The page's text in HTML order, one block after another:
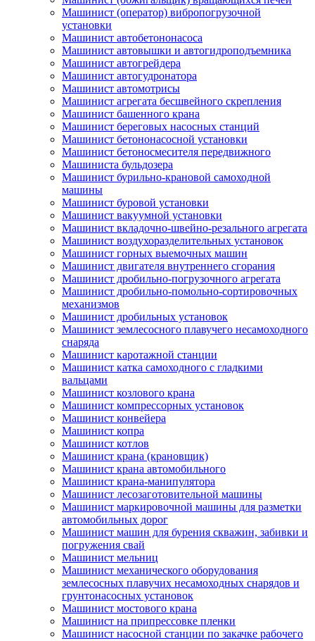
Машинист (оператор) вибропогрузочной
установки
Машинист автобетононасоса
Машинист автовышки и автогидроподъемника
Машинист автогрейдера
Машинист автогудронатора
Машинист автомотрисы
Машинист агрегата бесшвейного скрепления
Машинист башенного крана
Машинист береговых насосных станций
Машинист бетононасосной установки
Машинист бетоносмесителя передвижного
Машиниста бульдозера
Машинист бурильно-крановой самоходной
машины
Машинист буровой установки
Машинист вакуумной установки
Машинист вкладочно-швейно-резального агрегата
Машинист воздухоразделительных установок
Машинист горных выемочных машин
Машинист двигателя внутреннего сгорания
Машинист дробильно-погрузочного агрегата
Машинист дробильно-помольно-сортировочных
механизмов
Машинист дробильных установок
Машинист землесосного плавучего несамоходного
снаряда
Машинист каротажной станции
Машинист катка самоходного с гладкими
вальцами
Машинист козлового крана
Машинист компрессорных установок
Машинист конвейера
Машинист копра
Машинист котлов
Машинист крана (крановщик)
Машинист крана автомобильного
Машинист крана-манипулятора
Машинист лесозаготовительной машины
Машинист маркировочной машины для разметки
автомобильных дорог
Машинист машин для бурения скважин, забивки и
погружения свай
Машинист мельниц
Машинист механического оборудования
землесосных плавучих несамоходных снарядов и
грунтонасосных установок
Машинист мостового крана
Машинист на припрессовке пленки
Машинист насосной станции по закачке рабочего